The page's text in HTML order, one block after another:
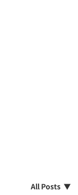
All Posts